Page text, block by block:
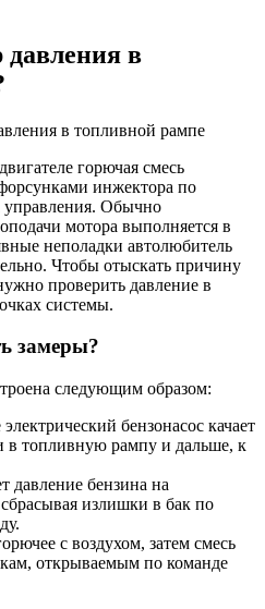
давления в
горючая смесь
инжектора по
управления. Обычно
мотора выполняется в
неполадки автолюбитель
Чтобы отыскать причину
проверить давление в
системы.
замеры?
следующим образом:
бензонасос качает
в топливную рампу и дальше, к
давление бензина на
излишки в бак по
с воздухом, затем смесь
открываемым по команде